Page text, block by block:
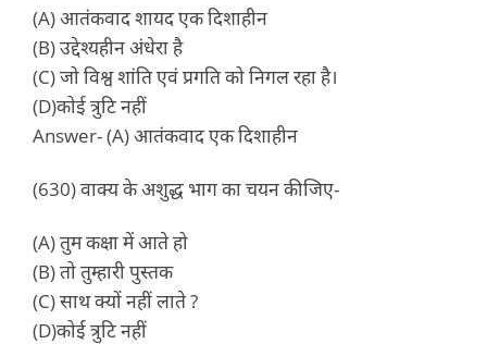
(A) आतंकवाद शायद एक दिशाहीन
(B) उद्देश्यहीन अंधेरा है
(C) जो विश्व शांति एवं प्रगति को निगल रहा है।
(D)कोई त्रुटि नहीं
Answer- (A) आतंकवाद एक दिशाहीन
(630) वाक्य के अशुद्ध भाग का चयन कीजिए-
(A) तुम कक्षा में आते हो
(B) तो तुम्हारी पुस्तक
(C) साथ क्यों नहीं लाते ?
(D)कोई त्रुटि नहीं